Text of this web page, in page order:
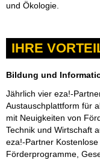
und Ökologie.
IHRE
Bildung und
Jährlich vier eza!-
Austauschplattform für
mit Neuigkeiten von
Technik und Wirtschaft
eza!-Partner
Förderprogramme,